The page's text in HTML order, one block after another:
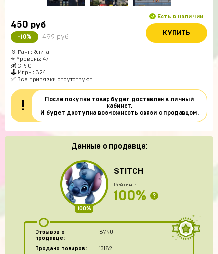
450 руб
-10% 499 руб
Есть в наличии
КУПИТЬ
🏅 Ранг: Элита
⭐️ Уровень: 47
💰 CP: 0
🕹 Игры: 324
✅ Все привязки отсутствуют
!
После покупки товар будет доставлен в личный
кабинет.
И будет доступна возможность связи с продавцом.
Данные о продавце:
100%
STITCH
Рейтинг:
100% ?
Отзывов о
продавце:
67901
Продано товаров:
13182